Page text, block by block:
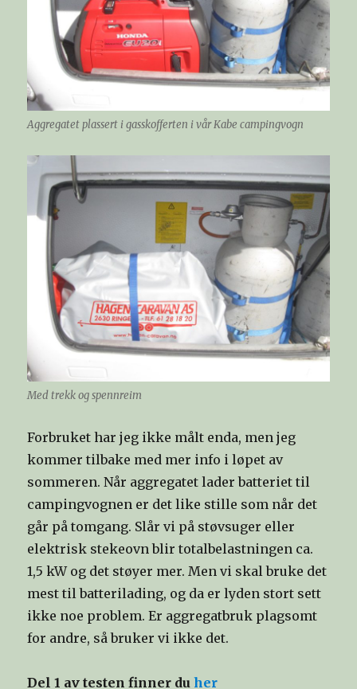
Aggregatet plassert i gasskofferten i vår Kabe campingvogn
Med trekk og spennreim
Forbruket har jeg ikke målt enda, men jeg
kommer tilbake med mer info i løpet av
sommeren. Når aggregatet lader batteriet til
campingvognen er det like stille som når det
går på tomgang. Slår vi på støvsuger eller
elektrisk stekeovn blir totalbelastningen ca.
1,5 kW og det støyer mer. Men vi skal bruke det
mest til batterilading, og da er lyden stort sett
ikke noe problem. Er aggregatbruk plagsomt
for andre, så bruker vi ikke det.
Del 1 av testen finner duher